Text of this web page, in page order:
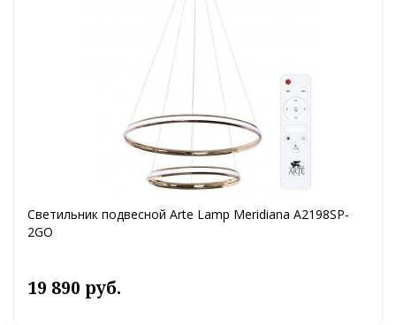
Светильник подвесной Arte Lamp Meridiana A2198SP-
2GO
19 890 руб.